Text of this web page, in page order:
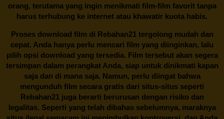
orang, terutama yang ingin menikmati film-film favorit tanpa
harus terhubung ke internet atau khawatir kuota habis.
Proses download film di Rebahan21tergolong mudah dan
cepat. Anda hanya perlu mencari film yang diinginkan, lalu
pilih opsi download yang tersedia. Film tersebut akan segera
tersimpan dalam perangkat Anda, siap untuk dinikmati kapan
saja dan di mana saja. Namun, perlu diingat bahwa
mengunduh film secara gratis dari situs-situs seperti
Rebahan21 juga berarti berurusan dengan risiko dan
legalitas. Seperti yang telah dibahas sebelumnya, maraknya